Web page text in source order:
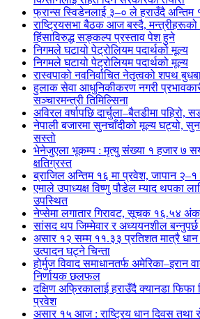
फ्रान्स स्विडेनलाई ३–० ले हराउँदै अन्तिम
राष्ट्रियसभा बैठक आज बस्दै,
हिंसाविरुद्ध सङ्कल्प प्रस्ताव पेश हुने
निगमले घटायो पेट्रोलियम पदार्थको मूल्य
निगमले घटायो पेट्रोलियम पदार्थको मूल्य
रास्वपाको नवनिर्वाचित नेतृत्वको शपथ
हुलाक सेवा आधुनिकीकरण नगरी
सञ्चारमन्त्री तिमिल्सिना
अविरल वर्षापछि दार्चुला–बैतडीमा पहिरो,
नेपाली बजारमा सुनचाँदीको मूल्य घट्यो,
सस्तो
भेनेजुएला भूकम्प : मृत्यु संख्या १ हजार ७ सय
क्षतिग्रस्त
ब्राजिल अन्तिम १६ मा प्रवेश, जापान
एमाले उपाध्यक्ष विष्णु पौडेल म्याद थपका
उपस्थित
नेप्सेमा लगातार गिरावट, सूचक १६.५४
सांसद थप जिम्मेवार र अध्ययनशील
असार १२ सम्म ११.३३ प्रतिशत मात्रै
उत्पादन घट्ने चिन्ता
होर्मुज विवाद समाधानतर्फ अमेरिका–इरान
निर्णायक छलफल
दक्षिण अफ्रिकालाई हराउँदै क्यानडा
प्रवेश
असार १५ आज : राष्ट्रिय धान दिवस तथा